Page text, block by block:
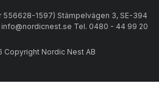
556628-1597) Stämpelvägen 3, SE-394
info@nordicnest.se Tel. 0480 - 44 99 20
Copyright Nordic Nest AB